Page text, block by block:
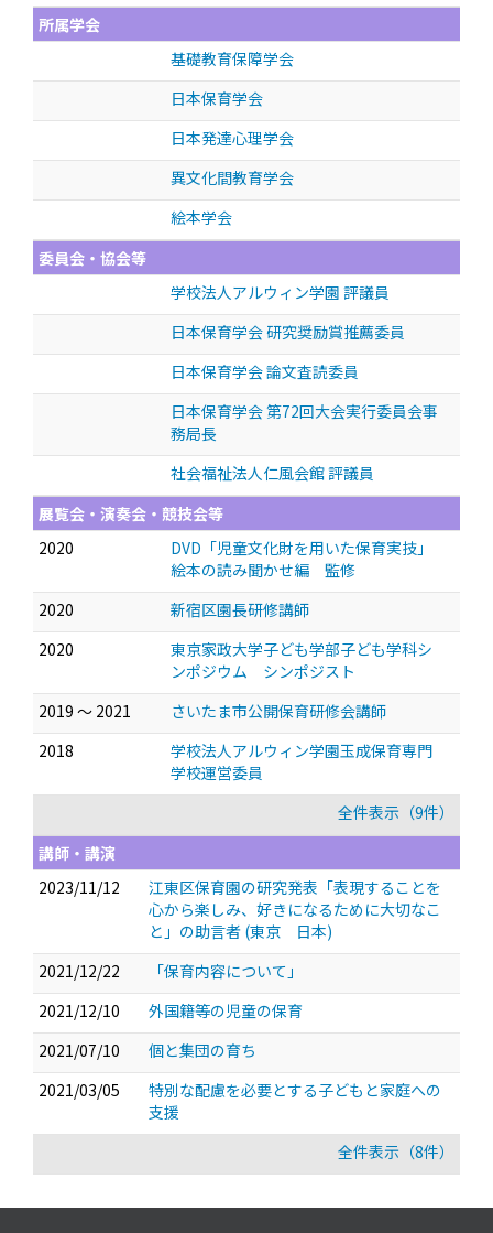
所属学会
基礎教育保障学会
日本保育学会
日本発達心理学会
異文化間教育学会
絵本学会
委員会・協会等
学校法人アルウィン学園 評議員
日本保育学会 研究奨励賞推薦委員
日本保育学会 論文査読委員
日本保育学会 第72回大会実行委員会事
務局長
社会福祉法人仁風会館 評議員
展覧会・演奏会・競技会等
2020
DVD「児童文化財を用いた保育実技」
絵本の読み聞かせ編 監修
2020
新宿区園長研修講師
2020
東京家政大学子ども学部子ども学科シ
ンポジウム シンポジスト
2019 ～ 2021
さいたま市公開保育研修会講師
2018
学校法人アルウィン学園玉成保育専門
学校運営委員
全件表示（9件）
講師・講演
2023/11/12
江東区保育園の研究発表「表現することを
心から楽しみ、好きになるために大切なこ
と」の助言者 (東京 日本)
2021/12/22
「保育内容について」
2021/12/10
外国籍等の児童の保育
2021/07/10
個と集団の育ち
2021/03/05
特別な配慮を必要とする子どもと家庭への
支援
全件表示（8件）